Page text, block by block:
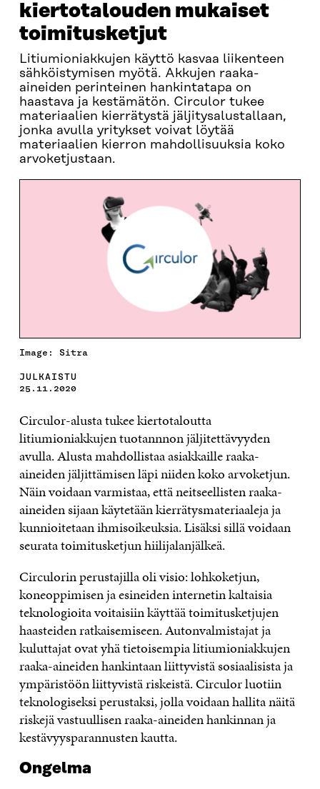
kiertotalouden mukaiset
toimitusketjut
Litiumioniakkujen käyttö kasvaa liikenteen
sähköistymisen myötä. Akkujen raaka-
aineiden perinteinen hankintatapa on
haastava ja kestämätön. Circulor tukee
materiaalien kierrätystä jäljitysalustallaan,
jonka avulla yritykset voivat löytää
materiaalien kierron mahdollisuuksia koko
arvoketjustaan.
Image: Sitra
JULKAISTU
25.11.2020
Circulor-alusta tukee kiertotaloutta
litiumioniakkujen tuotannnon jäljitettävyyden
avulla. Alusta mahdollistaa asiakkaille raaka-
aineiden jäljittämisen läpi niiden koko arvoketjun.
Näin voidaan varmistaa, että neitseellisten raaka-
aineiden sijaan käytetään kierrätysmateriaaleja ja
kunnioitetaan ihmisoikeuksia. Lisäksi sillä voidaan
seurata toimitusketjun hiilijalanjälkeä.
Circulorin perustajilla oli visio: lohkoketjun,
koneoppimisen ja esineiden internetin kaltaisia
teknologioita voitaisiin käyttää toimitusketjujen
haasteiden ratkaisemiseen. Autonvalmistajat ja
kuluttajat ovat yhä tietoisempia litiumioniakkujen
raaka-aineiden hankintaan liittyvistä sosiaalisista ja
ympäristöön liittyvistä riskeistä. Circulor luotiin
teknologiseksi perustaksi, jolla voidaan hallita näitä
riskejä vastuullisen raaka-aineiden hankinnan ja
kestävyysparannusten kautta.
Ongelma